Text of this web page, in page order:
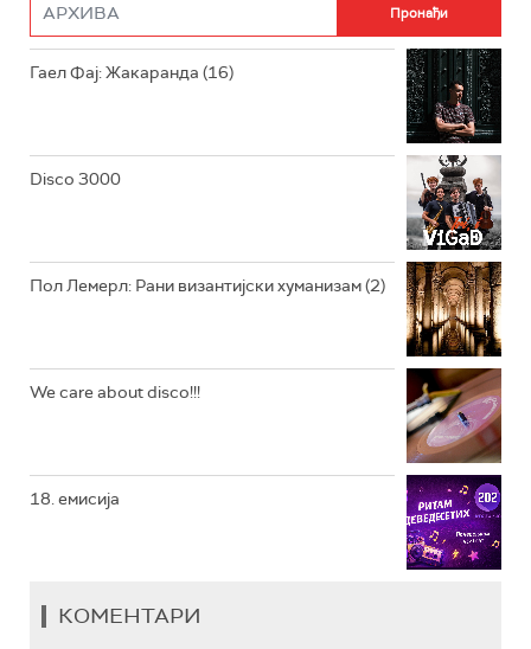
РАДИО РОКЕНРОЛЕР
РАДИО ЏЕЗЕР
Гаел Фај: Жакаранда (16)
Disco 3000
Пол Лемерл: Рани византијски хуманизам (2)
We care about disco!!!
18. емисија
КОМЕНТАРИ